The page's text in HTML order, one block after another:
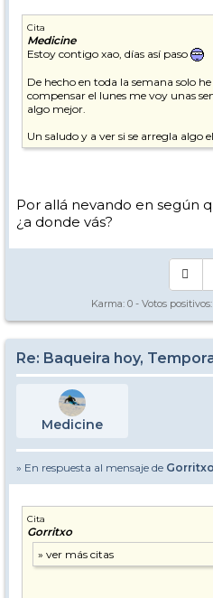
Cita
Medicine
Estoy contigo xao, días así paso
De hecho en toda la semana solo
compensar el lunes me voy unas
algo mejor.
Un saludo y a ver si se arregla algo
Por allá nevando en según
¿a donde vás?
Karma: 0 - Votos positivos:
Re: Baqueira hoy,
Medicine
» En respuesta al mensaje de Gorritxo
Cita
Gorritxo